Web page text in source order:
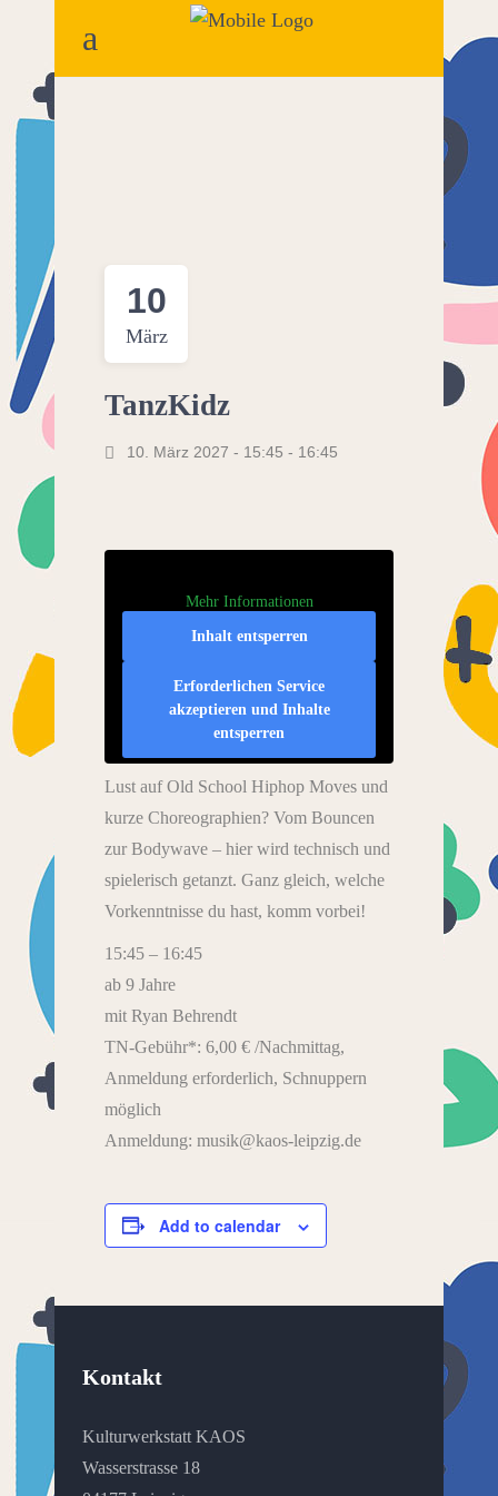
10
März
TanzKidz
10. März 2027 - 15:45 - 16:45
Mehr Informationen
Inhalt entsperren
Erforderlichen Service
akzeptieren und Inhalte
entsperren
Lust auf Old School Hiphop Moves und
kurze Choreographien? Vom Bouncen
zur Bodywave – hier wird technisch und
spielerisch getanzt. Ganz gleich, welche
Vorkenntnisse du hast, komm vorbei!
15:45 – 16:45
ab 9 Jahre
mit Ryan Behrendt
TN-Gebühr*: 6,00 € /Nachmittag,
Anmeldung erforderlich, Schnuppern
möglich
Anmeldung: musik@kaos-leipzig.de
Add to calendar
Kontakt
Kulturwerkstatt KAOS
Wasserstrasse 18